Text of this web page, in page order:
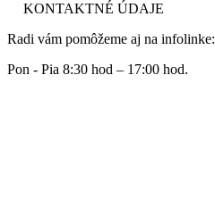
KONTAKTNÉ ÚDAJE
Radi vám pomôžeme aj na infolinke:
Pon - Pia 8:30 hod – 17:00 hod.